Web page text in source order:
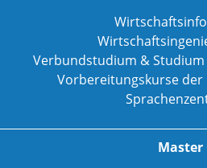
Verbundstudium &
Vorbereitungskurse der
Master